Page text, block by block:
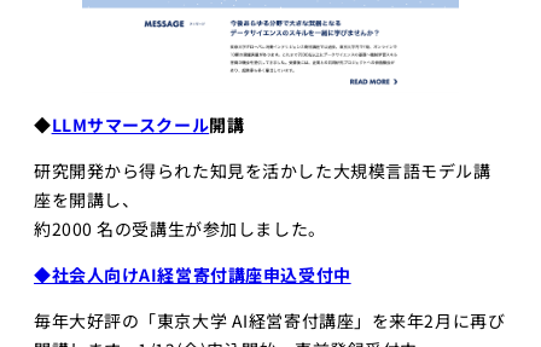
◆LLMサマースクール開講
研究開発から得られた知見を活かした大規模言語モデル講
座を開講し、
約2000 名の受講生が参加しました。
◆社会人向けAI経営寄付講座申込受付中
毎年大好評の「東京大学 AI経営寄付講座」を来年2月に再び